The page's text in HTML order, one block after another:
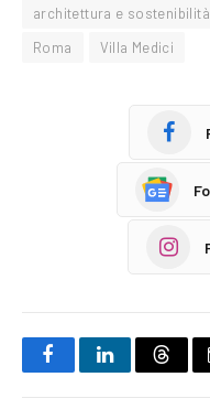
architettura e sostenibilità
Roma
Villa Medici
FacebookLinkedIn